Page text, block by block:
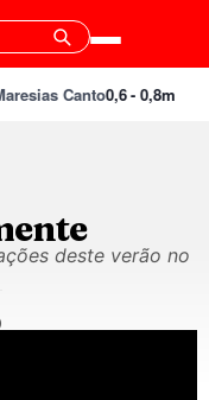
Canto0,6 - 0,8m
deste verão no